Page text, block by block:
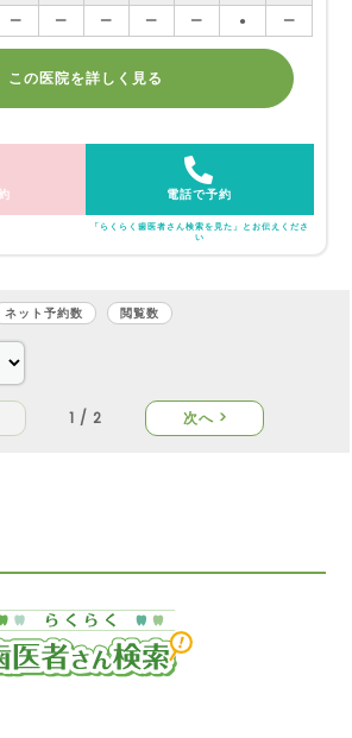
ー ー ー ー ー ● ー
この医院を詳しく見る
電話で予約
「らくらく歯医者さん検索を見た」とお伝えくださ
い
ネット予約数 閲覧数
1 / 2 次へ >